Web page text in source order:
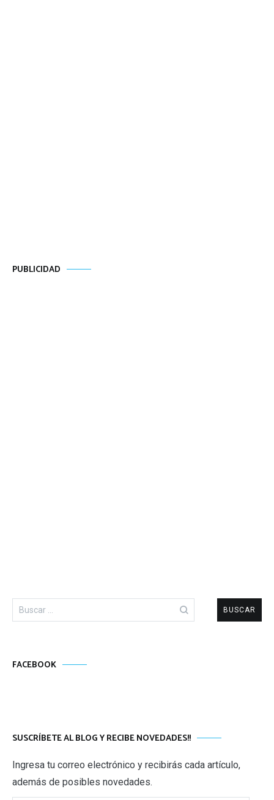
PUBLICIDAD
FACEBOOK
SUSCRÍBETE AL BLOG Y RECIBE NOVEDADES!!
Ingresa tu correo electrónico y recibirás cada artículo,
además de posibles novedades.